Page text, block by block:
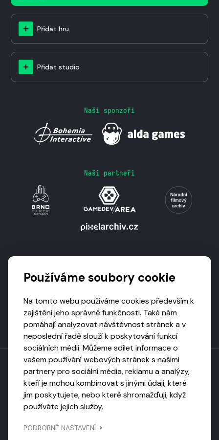
Přidat hru
Přidat studio
Naši sponzoři
Naši partneři
Toto dílo podléhá licenci CC BY-NC-ND
Uveďte původ, neužívejte komerčně, nezpracovávejte.
Národní knihovnou ČR
Používáme soubory cookie
Na tomto webu používáme cookies především k
zajištění jeho správné funkčnosti. Také nám
pomáhají analyzovat návštěvnost stránek a v
neposlední řadě slouží k poskytování funkcí
sociálních médií. Můžeme sdílet informace o
vašem používání webových stránek s našimi
partnery pro sociální média, reklamu a analýzy,
kteří je mohou kombinovat s jinými údaji, které
jim poskytujete, nebo které shromažďují, když
používáte jejich služby.
PODROBNÉ NASTAVENÍ